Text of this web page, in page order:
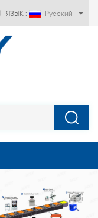
ЯЗЫК : Русский